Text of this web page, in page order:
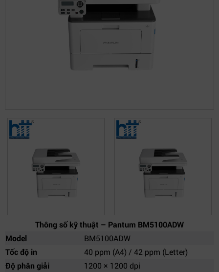
Thông số kỹ thuật – Pantum BM5100ADW
Model
BM5100ADW
Tốc độ in
40 ppm (A4) / 42 ppm (Letter)
Độ phân giải
1200 × 1200 dpi